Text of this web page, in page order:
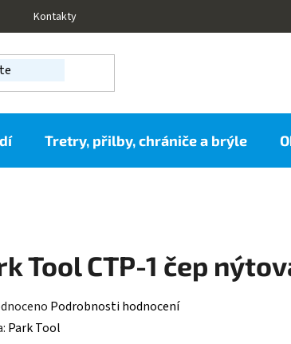
Kontakty
Tretry, přilby, chrániče a brýle
Tool CTP-1 čep
Podrobnosti hodnocení
Park Tool